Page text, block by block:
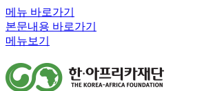
메뉴 바로가기
본문내용 바로가기
메뉴보기